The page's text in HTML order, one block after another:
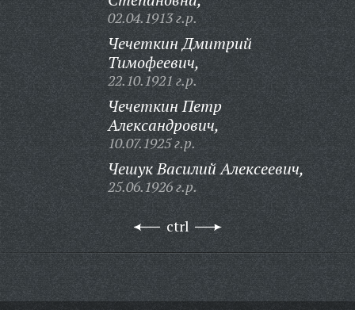
02.04.1913 г.р.
Чечеткин Дмитрий
Тимофеевич,
22.10.1921 г.р.
Чечеткин Петр
Александрович,
10.07.1925 г.р.
Чешук Василий Алексеевич,
25.06.1926 г.р.
ctrl